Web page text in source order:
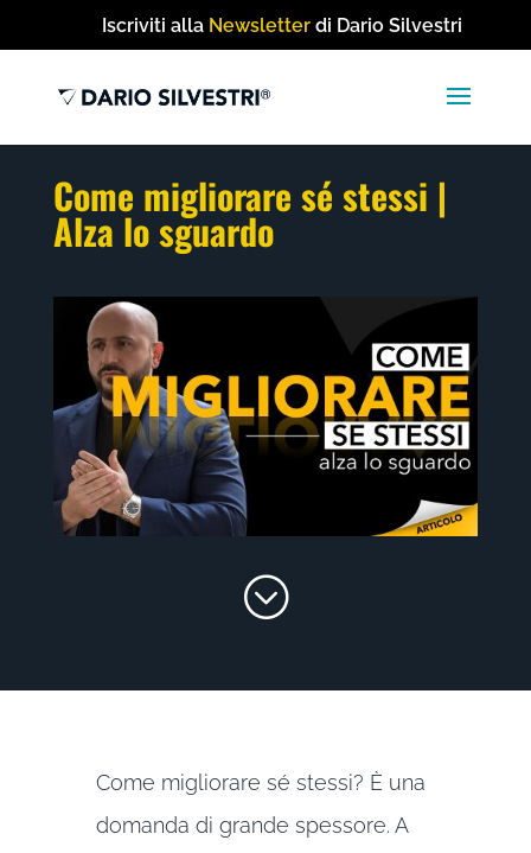
Iscriviti alla Newsletter di Dario Silvestri
Come migliorare sé stessi |
Alza lo sguardo
;
Come migliorare sé stessi? È una
domanda di grande spessore. A